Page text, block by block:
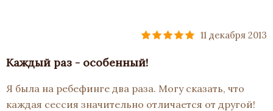
11 декабря 2013
Каждый раз - особенный!
Я была на ребефинге два раза. Могу сказать, что
каждая сессия значительно отличается от другой!